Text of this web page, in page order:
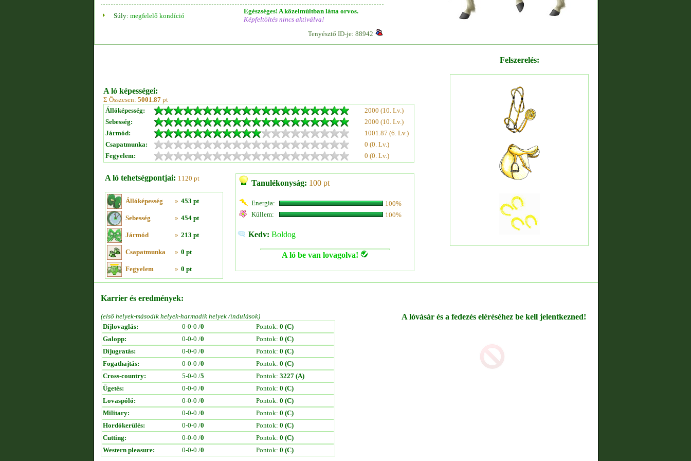
Súly: megfelelő kondíció
Egészséges! A közelmúltban látta orvos.
Képfeltöltés nincs aktiválva!
Tenyésztő ID-je: 88942
A ló képességei:
Σ Összesen: 5001.87 pt
Állóképesség:
2000 (10. Lv.)
Sebesség:
2000 (10. Lv.)
Jármód:
1001.87 (6. Lv.)
Csapatmunka:
0 (0. Lv.)
Fegyelem:
0 (0. Lv.)
A ló tehetségpontjai: 1120 pt
Állóképesség » 453 pt
Sebesség » 454 pt
Jármód » 213 pt
Csapatmunka » 0 pt
Fegyelem » 0 pt
Tanulékonyság: 100 pt
Energia:
100%
Küllem:
100%
Kedv: Boldog
A ló be van lovagolva!
Felszerelés:
Karrier és eredmények:
(első helyek-második helyek-harmadik helyek /indulások)
Díjlovaglás:
0-0-0 /0 Pontok: 0 (C)
Galopp:
0-0-0 /0 Pontok: 0 (C)
Díjugratás:
0-0-0 /0 Pontok: 0 (C)
Fogathajtás:
0-0-0 /0 Pontok: 0 (C)
Cross-country:
5-0-0 /5 Pontok: 3227 (A)
Ügetés:
0-0-0 /0 Pontok: 0 (C)
Lovaspóló:
0-0-0 /0 Pontok: 0 (C)
Military:
0-0-0 /0 Pontok: 0 (C)
Hordókerülés:
0-0-0 /0 Pontok: 0 (C)
Cutting:
0-0-0 /0 Pontok: 0 (C)
Western pleasure:
0-0-0 /0 Pontok: 0 (C)
A lóvásár és a fedezés eléréséhez be kell jelentkezned!